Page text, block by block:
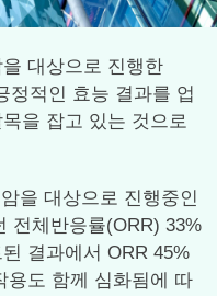
대상으로 진행한
정적인 효능 결과를 업
을 잡고 있는 것으로
을 대상으로 진행중인
전체반응률(ORR) 33%
결과에서 ORR 45%
용도 함께 심화됨에 따